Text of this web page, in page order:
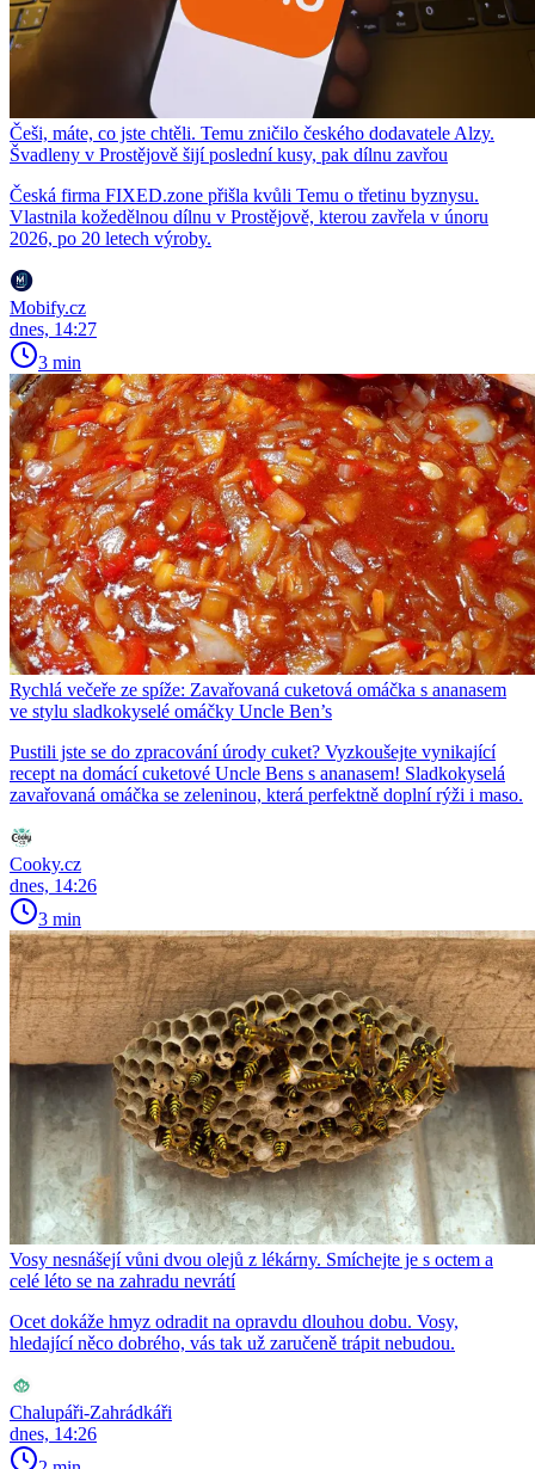
Češi, máte, co jste chtěli. Temu zničilo českého dodavatele Alzy.
Švadleny v Prostějově šijí poslední kusy, pak dílnu zavřou
Česká firma FIXED.zone přišla kvůli Temu o třetinu byznysu.
Vlastnila kožedělnou dílnu v Prostějově, kterou zavřela v únoru
2026, po 20 letech výroby.
Mobify.cz
dnes, 14:27
3 min
Rychlá večeře ze spíže: Zavařovaná cuketová omáčka s ananasem
ve stylu sladkokyselé omáčky Uncle Ben’s
Pustili jste se do zpracování úrody cuket? Vyzkoušejte vynikající
recept na domácí cuketové Uncle Bens s ananasem! Sladkokyselá
zavařovaná omáčka se zeleninou, která perfektně doplní rýži i maso.
Cooky.cz
dnes, 14:26
3 min
Vosy nesnášejí vůni dvou olejů z lékárny. Smíchejte je s octem a
celé léto se na zahradu nevrátí
Ocet dokáže hmyz odradit na opravdu dlouhou dobu. Vosy,
hledající něco dobrého, vás tak už zaručeně trápit nebudou.
Chalupáři-Zahrádkáři
dnes, 14:26